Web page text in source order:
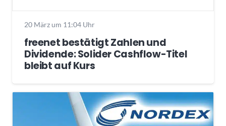
20 März um 11:04 Uhr
freenet bestätigt Zahlen und
Dividende: Solider Cashflow-Titel
bleibt auf Kurs